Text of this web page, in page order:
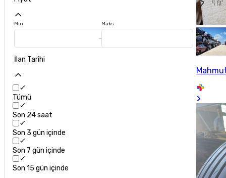
Min Maks
İlan Tarihi
Tümü
Son 24 saat
Son 3 gün içinde
Son 7 gün içinde
Son 15 gün içinde